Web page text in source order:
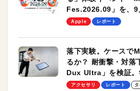
Fes.2026.09」を、9
します！
Apple レポート
落下実験。ケースで
るか？ 耐衝撃・対落
Dux Ultra」を検証。
のモバイルユースに
アクセサリ レポート